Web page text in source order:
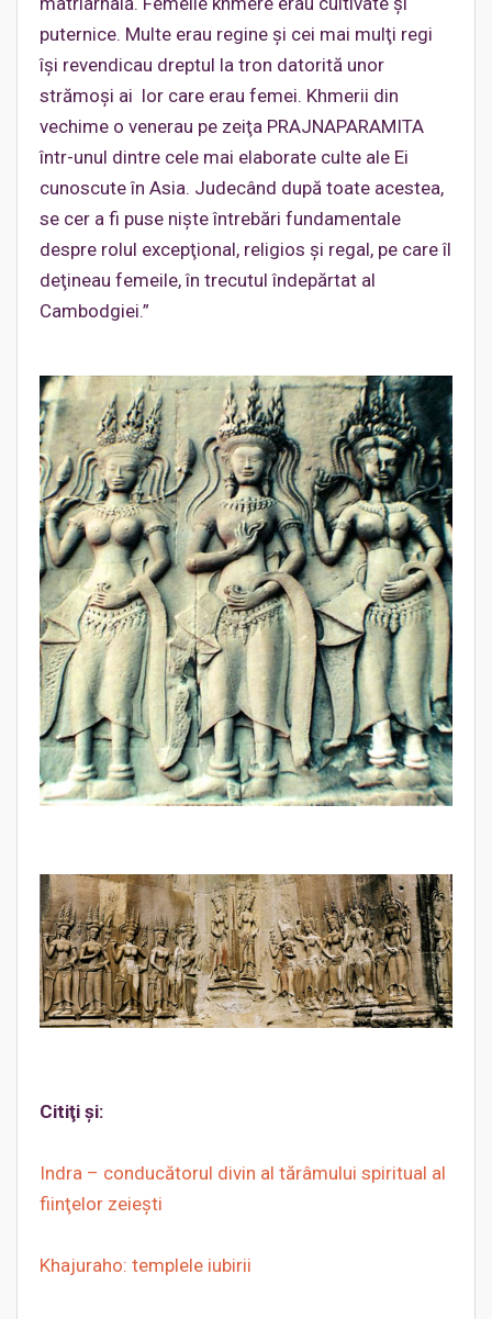
puternice. Multe erau regine şi cei mai mulţi regi
îşi revendicau dreptul la tron datorită unor
strămoşi ai lor care erau femei. Khmerii din
vechime o venerau pe zeiţa PRAJNAPARAMITA
într-unul dintre cele mai elaborate culte ale Ei
cunoscute în Asia. Judecând după toate acestea,
se cer a fi puse nişte întrebări fundamentale
despre rolul excepţional, religios şi regal, pe care îl
deţineau femeile, în trecutul îndepărtat al
Cambodgiei.”
Citiţi şi:
Indra – conducătorul divin al tărâmului spiritual al
fiinţelor zeieşti
Khajuraho: templele iubirii